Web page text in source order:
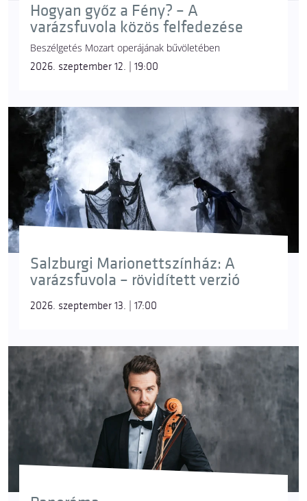
Hogyan győz a Fény? – A
varázsfuvola közös felfedezése
Beszélgetés Mozart operájának bűvöletében
2026. szeptember 12. | 19:00
Salzburgi Marionettszínház: A
varázsfuvola – rövidített verzió
2026. szeptember 13. | 17:00